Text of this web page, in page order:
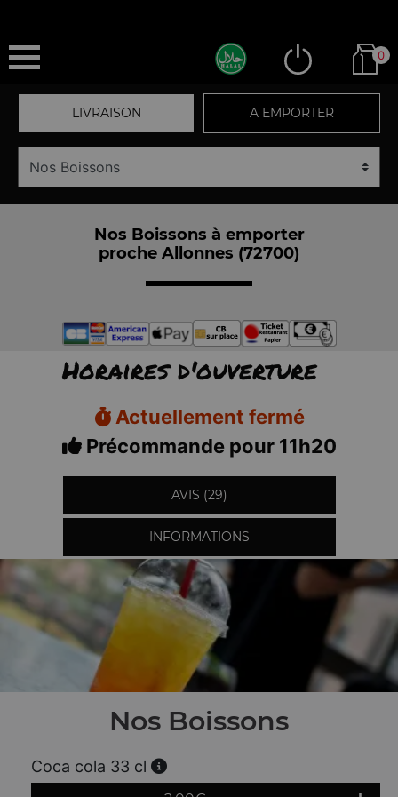
0
LIVRAISON A EMPORTER
Nos Boissons à emporter
proche Allonnes (72700)
Horaires d'ouverture
Actuellement fermé
Précommande pour 11h20
AVIS (29)
INFORMATIONS
Nos Boissons
Coca cola 33 cl